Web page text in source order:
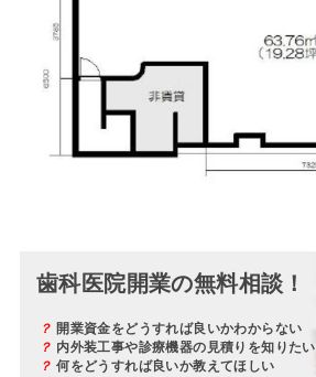
歯科医院開業の無料相談！
？開業資金をどうすれば良いかわからない
？ 内外装工事や診療機器の見積りを知りたい
？何をどうすれば良いか教えてほしい